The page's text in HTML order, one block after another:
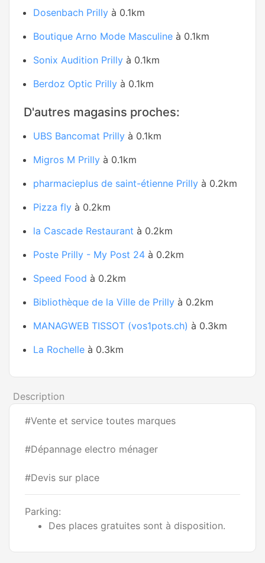
Dosenbach Prilly à 0.1km
Boutique Arno Mode Masculine à 0.1km
Sonix Audition Prilly à 0.1km
Berdoz Optic Prilly à 0.1km
D'autres magasins proches:
UBS Bancomat Prilly à 0.1km
Migros M Prilly à 0.1km
pharmacieplus de saint-étienne Prilly à 0.2km
Pizza fly à 0.2km
la Cascade Restaurant à 0.2km
Poste Prilly - My Post 24 à 0.2km
Speed Food à 0.2km
Bibliothèque de la Ville de Prilly à 0.2km
MANAGWEB TISSOT (vos1pots.ch) à 0.3km
La Rochelle à 0.3km
Description
#Vente et service toutes marques
#Dépannage electro ménager
#Devis sur place
Parking:
Des places gratuites sont à disposition.